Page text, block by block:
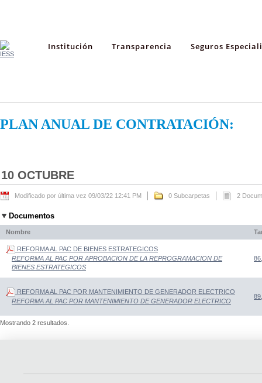
Institución Transparencia Seguros
PLAN ANUAL DE CONTRATACIÓN:
10 OCTUBRE
Modificado por última vez 09/03/22 12:41 PM 0 Subcarpetas 2
Documentos
Nombre
REFORMA AL PAC DE BIENES ESTRATEGICOS
REFORMA AL PAC POR APROBACION DE LA REPROGRAMACION DE
BIENES ESTRATEGICOS
REFORMA AL PAC POR MANTENIMIENTO DE GENERADOR ELECTRICO
REFORMA AL PAC POR MANTENIMIENTO DE GENERADOR ELECTRICO
Mostrando 2 resultados.